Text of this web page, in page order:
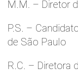
M.M. – Diretor
P.S. –
de São Paulo
R.C. – Diretora